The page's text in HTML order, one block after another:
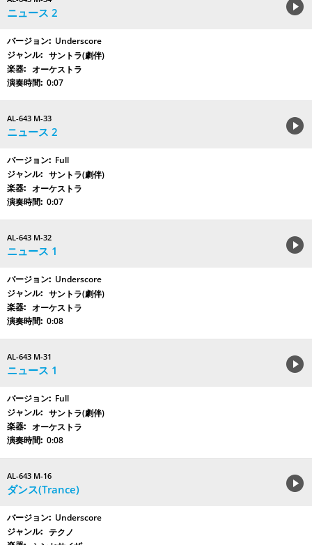
ニュース 2
Underscore
サントラ(劇伴)
オーケストラ
0:07
AL-643 M-33
ニュース 2
Full
サントラ(劇伴)
オーケストラ
0:07
AL-643 M-32
ニュース 1
Underscore
サントラ(劇伴)
オーケストラ
0:08
AL-643 M-31
ニュース 1
Full
サントラ(劇伴)
オーケストラ
0:08
AL-643 M-16
ダンス(Trance)
Underscore
テクノ